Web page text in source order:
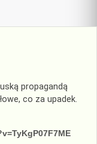
propagandą
co za upadek.